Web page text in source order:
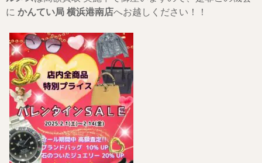
に かんてい局 横浜港南店へお越しください！！